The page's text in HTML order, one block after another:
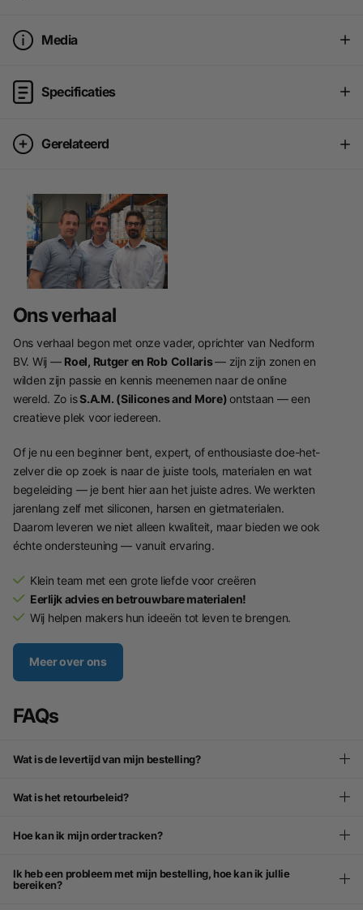
Media
Specificaties
Gerelateerd
Ons verhaal
Ons verhaal begon met onze vader, oprichter van Nedform
BV. Wij — Roel, Rutger en Rob Collaris— zijn zijn zonen en
wilden zijn passie en kennis meenemen naar de online
wereld. Zo isS.A.M. (Silicones and More)ontstaan — een
creatieve plek voor iedereen.
Of je nu een beginner bent, expert, of enthousiaste doe-het-
zelver die op zoek is naar de juiste tools, materialen en wat
begeleiding — je bent hier aan het juiste adres. We werkten
jarenlang zelf met siliconen, harsen en gietmaterialen.
Daarom leveren we niet alleen kwaliteit, maar bieden we ook
échte ondersteuning — vanuit ervaring.
Klein team met een grote liefde voor creëren
Eerlijk advies en betrouwbare materialen!
Wij helpen makers hun ideeën tot leven te brengen.
Meer over ons
FAQs
Wat is de levertijd van mijn bestelling?
Wat is het retourbeleid?
Hoe kan ik mijn order tracken?
Ik heb een probleem met mijn bestelling, hoe kan ik jullie
bereiken?